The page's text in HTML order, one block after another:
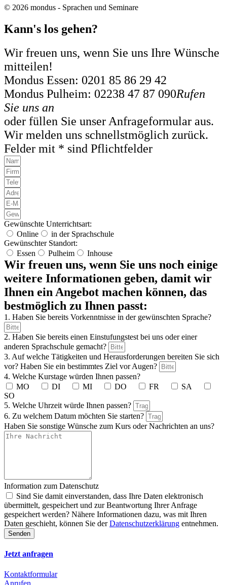
© 2026 mondus - Sprachen und Seminare
Kann's los gehen?
Wir freuen uns, wenn Sie uns Ihre Wünsche
mitteilen!
Mondus Essen: 0201 85 86 29 42
Mondus Pulheim: 02238 47 87 090Rufen
Sie uns an
oder füllen Sie unser Anfrageformular aus.
Wir melden uns schnellstmöglich zurück.
Felder mit * sind Pflichtfelder
Gewünschte Unterrichtsart:
Online
in der Sprachschule
Gewünschter Standort:
Essen
Pulheim Inhouse
Wir freuen uns, wenn Sie uns noch einige
weitere Informationen geben, damit wir
Ihnen ein Angebot machen können, das
bestmöglich zu Ihnen passt:
1. Haben Sie bereits Vorkenntnisse in der gewünschten Sprache?
2. Haben Sie bereits einen Einstufungstest bei uns oder einer
anderen Sprachschule gemacht?
3. Auf welche Tätigkeiten und Herausforderungen bereiten Sie sich
vor? Haben Sie ein bestimmtes Ziel vor Augen?
4. Welche Kurstage würden Ihnen passen?
MO
DI MI DO FR
SA
SO
5. Welche Uhrzeit würde Ihnen passen?
6. Zu welchem Datum möchten Sie starten?
Haben Sie sonstige Wünsche zum Kurs oder Nachrichten an uns?
Information zum Datenschutz
Sind Sie damit einverstanden, dass Ihre Daten elektronisch
übermittelt, gespeichert und zur Beantwortung Ihrer Anfrage
gespeichert werden? Nähere Informationen dazu, was mit Ihren
Daten geschieht, können Sie derDatenschutzerklärung entnehmen.
Senden
Jetzt anfragen
Kontaktformular
Anrufen